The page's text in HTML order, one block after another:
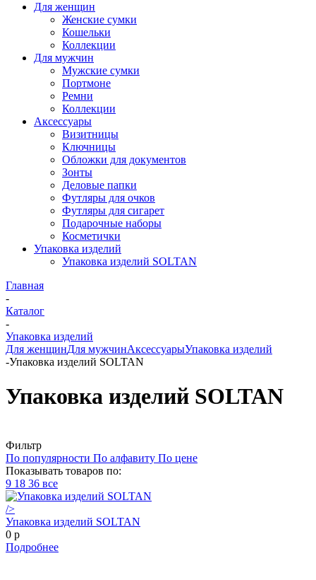
Для женщин
Женские сумки
Кошельки
Коллекции
Для мужчин
Мужские сумки
Портмоне
Ремни
Коллекции
Аксессуары
Визитницы
Ключницы
Обложки для документов
Зонты
Деловые папки
Футляры для очков
Футляры для сигарет
Подарочные наборы
Косметички
Упаковка изделий
Упаковка изделий SOLTAN
Главная
-
Каталог
-
Упаковка изделий
Для женщинДля мужчинАксессуарыУпаковка изделий
-Упаковка изделий SOLTAN
Упаковка изделий SOLTAN
Фильтр
По популярности По алфавиту По цене
Показывать товаров по:
9 18 36 все
/>
Упаковка изделий SOLTAN
0 p
Подробнее